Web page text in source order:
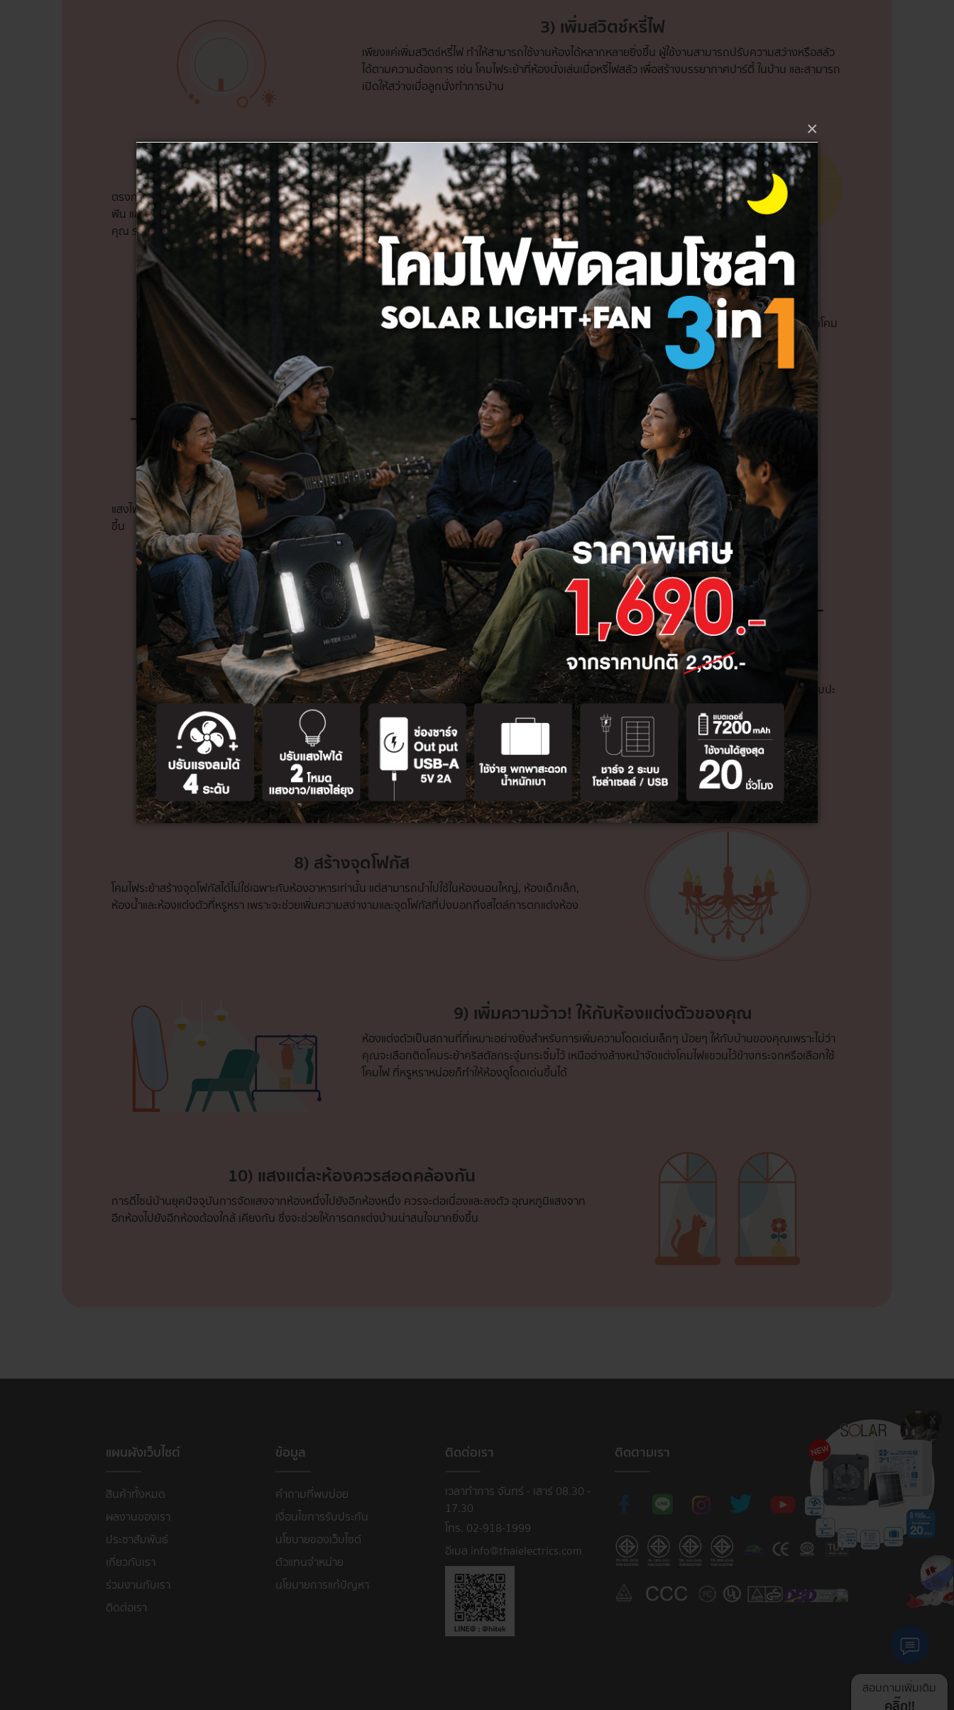
×
3) เพิ่มสวิตช์หรี่ไฟ
เพียงแค่เพิ่มสวิตช์หรี่ไฟ ทำให้สามารถใช้งานห้องได้หลากหลายยิ่งขึ้น ผู้ใช้งานสามารถปรับความสว่างหรือสลัว
ได้ตามความต้องการ เช่น โคมไฟระย้าที่ห้องนั่งเล่นเมื่อหรี่ไฟสลัว เพื่อสร้างบรรยากาศปาร์ตี้ ในบ้าน และสามารถ
เปิดให้สว่างเมื่อลูกนั่งทำการบ้าน
4) สวยหล่อได้ที่เพราะการจัดไฟหน้ากระจกห้องน้ำที่ถูกต้อง
ตรงกระจกในห้องน้ำควรหลีกเลี่ยงเงามืด เพราะทุกกิจกรรมตรงกระจก ไม่ว่าจะแต่งหน้า โกนหนวด หรือ แปรง
ฟัน แสงสว่างควรสว่างสม่ำเสมอ และเพียงพอ ควรติดตั้งโคมไฟที่ด้านบนหรือด้านข้างของกระจกห้องน้ำของ
คุณ รวมทั้งโคมไฟเพดานที่เหมาะสม
5) โต๊ะยาวคู่กับโคมยาว
ถ้าห้องอาหารหรือโต๊ะห้องครัวขนาดยาวหรือโต๊ะสี่เหลี่ยมผืนผ้า ให้ลองใช้โคมไฟระย้าที่เป็นแนวยาว หรือแขวนโคม
ห้อยหลายๆตัวเป็น แนวยาว เรียงตามแนวความยาวของโต๊ะ
6) เพิ่มแสงใต้เคาน์เตอร์ครัว
แสงไฟจากใต้ชั้นวางจำเป็นมากสำหรับการจัดแสงในครัว ซึ่งจะทำมีแสงสว่างสำหรับการทำกิจกรรมในครัวได้ดี
ขึ้น
7) จัดแสงสำหรับทางเข้า
การจัดแสงสว่างตรงทางเข้าบ้านเป็นการแสดงการต้อนรับแขกผู้มาเยือน และสร้างความประทับใจในการพบปะ
กันครั้งแรกได้เป็นอย่างดี ควรติดตั้งโคมไฟระย้าที่มีสไตล์และไฟกิ่งติดผนังช่วยสร้างบรรยากาศ
8) สร้างจุดโฟกัส
โคมไฟระย้าสร้างจุดโฟกัสได้ไม่ใช่เฉพาะกับห้องอาหารเท่านั้น แต่สามารถนำไปใช้ในห้องนอนใหญ่, ห้องเด็กเล็ก,
ห้องน้ำและห้องแต่งตัวที่หรูหรา เพราะจะช่วยเพิ่มความสง่างามและจุดโฟกัสที่บ่งบอกถึงสไตล์การตกแต่งห้อง
9) เพิ่มความว้าว! ให้กับห้องแต่งตัวของคุณ
ห้องแต่งตัวเป็นสถานที่ที่เหมาะอย่างยิ่งสำหรับการเพิ่มความโดดเด่นเล็กๆ น้อยๆ ให้กับบ้านของคุณเพราะไม่ว่า
คุณจะเลือกติดโคมระย้าคริสตัลกระจุ๋มกระจิ๋มไว้ เหนืออ่างล้างหน้าจัดแต่งโคมไฟแขวนไว้ข้างกระจกหรือเลือกใช้
โคมไฟ ที่หรูหราหน่อยก็ทำให้ห้องดูโดดเด่นขึ้นได้
10) แสงแต่ละห้องควรสอดคล้องกัน
การดีไซน์บ้านยุคปัจจุบันการจัดแสงจากห้องหนึ่งไปยังอีกห้องหนึ่ง ควรจะต่อเนื่องและลงตัว อุณหภูมิแสงจาก
อีกห้องไปยังอีกห้องต้องใกล้ เคียงกัน ซึ่งจะช่วยให้การตกแต่งบ้านน่าสนใจมากยิ่งขึ้น
แผนผังเว็บไซต์
สินค้าทั้งหมด
ผลงานของเรา
ประชาสัมพันธ์
เกี่ยวกับเรา
ร่วมงานกับเรา
ติดต่อเรา
ข้อมูล
คำถามที่พบบ่อย
เงื่อนไขการรับประกัน
นโยบายของเว็บไซต์
ตัวแทนจำหน่าย
นโยบายการแก้ปัญหา
ติดต่อเรา
เวลาทำการ จันทร์ - เสาร์ 08.30 -
17.30
โทร. 02-918-1999
อีเมล info@thaielectrics.com
ติดตามเรา
สอบถามเพิ่มเติม